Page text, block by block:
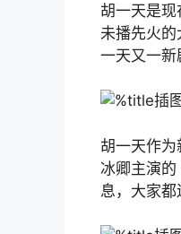
胡一天是
未播先火
一天又一新
胡一天作为
冰卿主演
息，大家都